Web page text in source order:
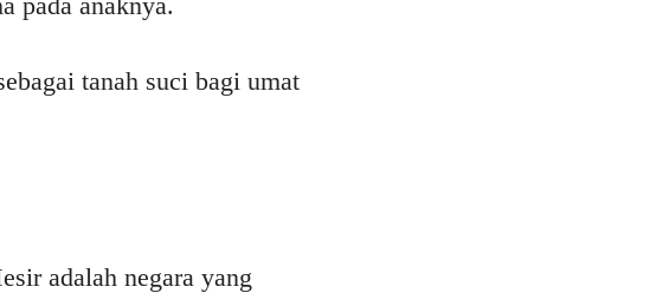
tanah suci bagi umat
adalah negara yang